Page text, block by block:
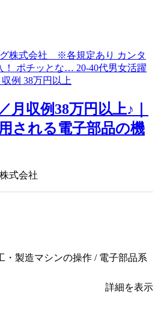
月収例38万円以上♪｜
される電子部品の機
式会社
・製造マシンの操作 / 電子部品系
詳細を表示